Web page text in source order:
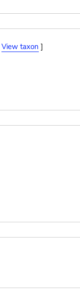
View taxon ]